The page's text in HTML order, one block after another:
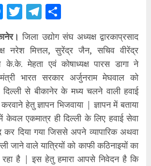
Messenger
TwitterTelegram
जिला उद्योग संघ अध्यक्ष द्वारकाप्रसाद
नरेश मित्तल, सुरेंद्र जैन, सचिव वीरेंद्र
के.के. मेहता एवं कोषाध्यक्ष पारस डागा ने
भारत सरकार अर्जुनराम मेघवाल को
दिल्ली से बीकानेर के मध्य चलने वाली हवाई
हेतु ज्ञापन भिजवाया | ज्ञापन में बताया
केवल एकमात्र ही दिल्ली के लिए हवाई सेवा
कर दिया गया जिससे अपने व्यापारिक अथवा
जाने वाले यात्रियों को काफी कठिनाइयों का
रहा है | इस हेतु हमारा आपसे निवेदन है कि